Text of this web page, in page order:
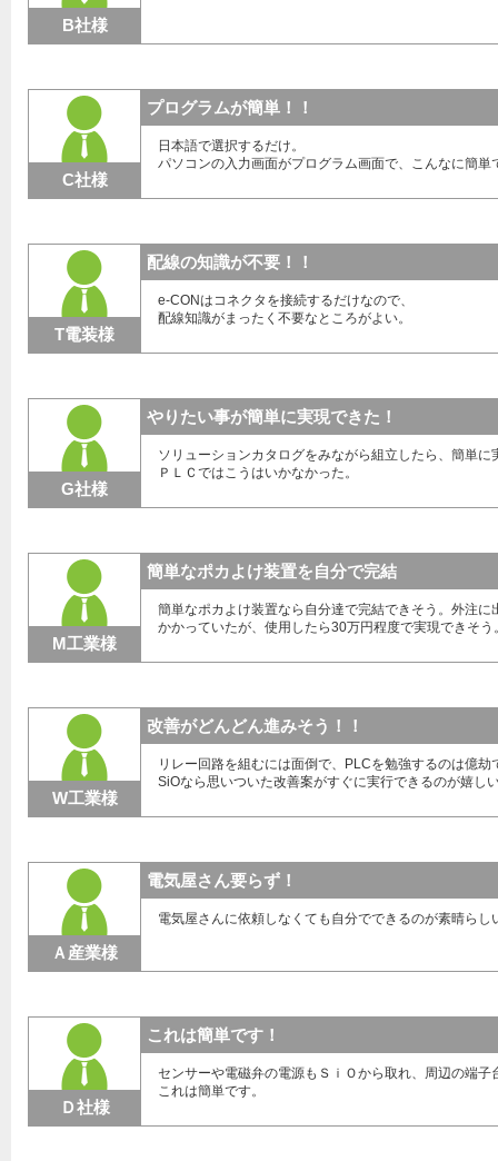
B社様
C社様
プログラムが簡単！！
日本語で選択するだけ。
パソコンの入力画面がプログラム画面で、こんなに簡単
T電装様
配線の知識が不要！！
e-CONはコネクタを接続するだけなので、
配線知識がまったく不要なところがよい。
G社様
やりたい事が簡単に実現できた！
ソリューションカタログをみながら組立したら、簡単に
ＰＬＣではこうはいかなかった。
M工業様
簡単なポカよけ装置を自分で完結
簡単なポカよけ装置なら自分達で完結できそう。外注に
かかっていたが、使用したら30万円程度で実現でき
W工業様
改善がどんどん進みそう！！
リレー回路を組むには面倒で、PLCを勉強するのは億劫
SiOなら思いついた改善案がすぐに実行できるのが嬉し
Ａ産業様
電気屋さん要らず！
電気屋さんに依頼しなくても自分でできるのが素晴らし
Ｄ社様
これは簡単です！
センサーや電磁弁の電源もＳｉＯから取れ、周辺の端子
これは簡単です。